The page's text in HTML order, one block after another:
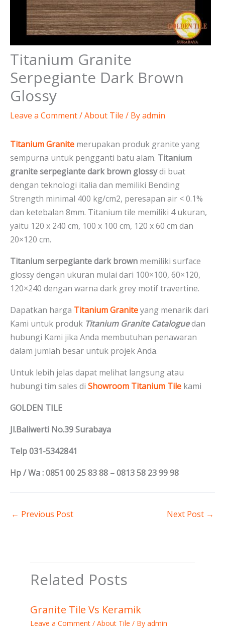
Titanium Granite
Serpegiante Dark Brown
Glossy
Leave a Comment/About Tile / Byadmin
Titanium Granite merupakan produk granite yang
sempurna untuk pengganti batu alam. Titanium
granite serpegiante dark brown glossydi buat
dengan teknologi italia dan memiliki Bending
Strength minimal 400 kg/cm2, peresapan air < 0.1%
dan ketebalan 8mm. Titanium tile memiliki 4 ukuran,
yaitu 120 x 240 cm, 100 x 100 cm, 120 x 60 cm dan
20×120 cm.
Titanium serpegiante dark brown memiliki surface
glossy dengan ukuran mulai dari 100×100, 60×120,
120×240 dengan warna dark grey motif travertine.
Dapatkan harga Titanium Graniteyang menarik dari
Kami untuk produk Titanium Granite Cataloguedan
hubungi Kami jika Anda membutuhan penawaran
dalam jumlah besar untuk projek Anda.
Untuk lebih jelas dapat melihat langsung atau
hubungi tim sales di Showroom Titanium Tile kami
GOLDEN TILE
Jl.Baliwerti No.39 Surabaya
Telp 031-5342841
Hp / Wa : 0851 00 25 83 88 – 0813 58 23 99 98
← Previous Post Next Post →
Related Posts
Granite Tile Vs Keramik
Leave a Comment / About Tile / By admin